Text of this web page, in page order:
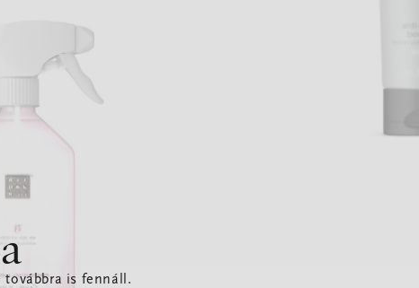
továbbra is fennáll.